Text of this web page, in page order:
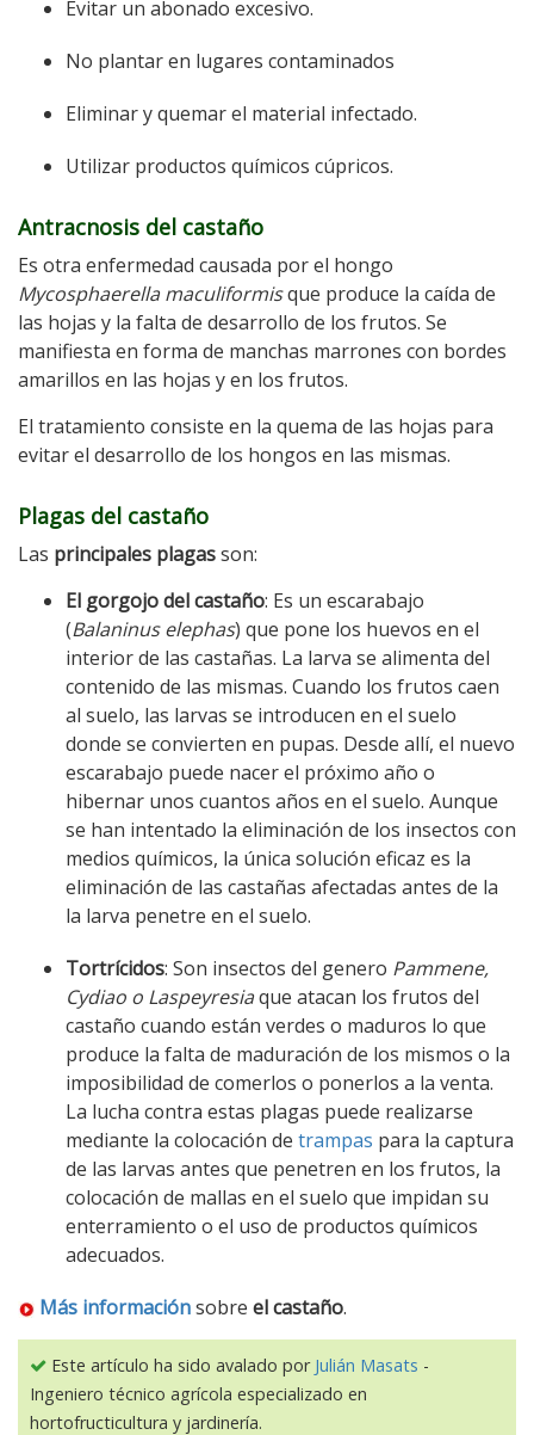
Evitar un abonado excesivo.
No plantar en lugares contaminados
Eliminar y quemar el material infectado.
Utilizar productos químicos cúpricos.
Antracnosis del castaño
Es otra enfermedad causada por el hongo
Mycosphaerella maculiformisque produce la caída de
las hojas y la falta de desarrollo de los frutos. Se
manifiesta en forma de manchas marrones con bordes
amarillos en las hojas y en los frutos.
El tratamiento consiste en la quema de las hojas para
evitar el desarrollo de los hongos en las mismas.
Plagas del castaño
Las principales plagasson:
El gorgojo del castaño: Es un escarabajo
(Balaninus elephas) que pone los huevos en el
interior de las castañas. La larva se alimenta del
contenido de las mismas. Cuando los frutos caen
al suelo, las larvas se introducen en el suelo
donde se convierten en pupas. Desde allí, el nuevo
escarabajo puede nacer el próximo año o
hibernar unos cuantos años en el suelo. Aunque
se han intentado la eliminación de los insectos con
medios químicos, la única solución eficaz es la
eliminación de las castañas afectadas antes de la
la larva penetre en el suelo.
Tortrícidos: Son insectos del genero Pammene,
Cydiao o Laspeyresiaque atacan los frutos del
castaño cuando están verdes o maduros lo que
produce la falta de maduración de los mismos o la
imposibilidad de comerlos o ponerlos a la venta.
La lucha contra estas plagas puede realizarse
mediante la colocación de trampas para la captura
de las larvas antes que penetren en los frutos, la
colocación de mallas en el suelo que impidan su
enterramiento o el uso de productos químicos
adecuados.
Más informaciónsobre el castaño.
Este artículo ha sido avalado por Julián Masats -
Ingeniero técnico agrícola especializado en
hortofructicultura y jardinería.